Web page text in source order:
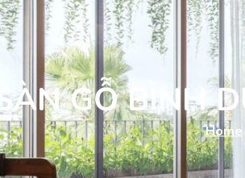
SÀN GỖ BÌNH
Home